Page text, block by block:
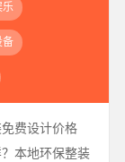
乐
备
费设计价格
本地环保整装